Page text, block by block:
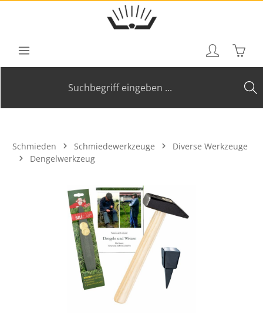
Zum Hauptinhalt springen
Schmieden Schmiedewerkzeuge
Diverse Werkzeuge
Dengelwerkzeug
Bildergalerie überspringen